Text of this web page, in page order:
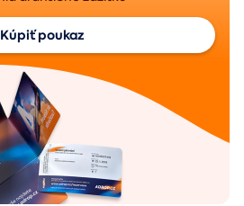
Kúpiť poukaz